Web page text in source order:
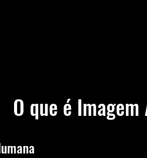
O que é